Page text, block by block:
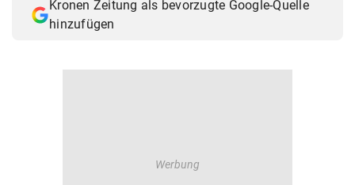
Kronen Zeitung als bevorzugte Google-Quelle
hinzufügen